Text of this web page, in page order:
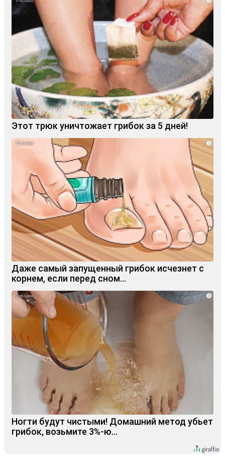
Этот трюк уничтожает грибок за 5 дней!
i
Даже самый запущенный грибок исчезнет с
корнем, если перед сном…
i
Ногти будут чистыми! Домашний метод убьет
грибок, возьмите 3%-ю…